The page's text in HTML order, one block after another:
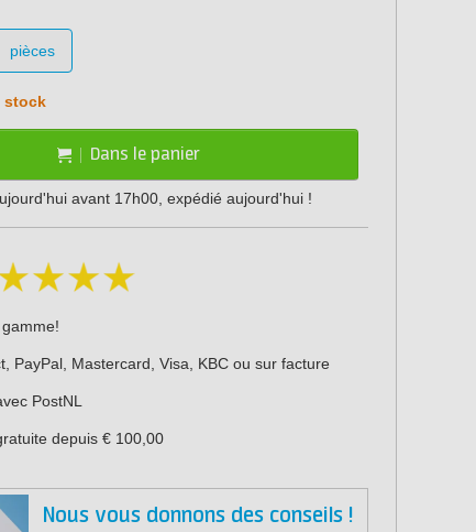
pièces
stock
Dans le panier
avant 17h00, expédié aujourd'hui !
PayPal, Mastercard, Visa, KBC ou sur facture
PostNL
depuis € 100,00
Nous vous donnons des conseils !